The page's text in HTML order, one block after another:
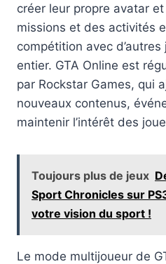
créer leur propre avatar
missions et des activités
compétition avec
entier. GTA Online est
par Rockstar Games, qui
nouveaux contenus,
maintenir l’intérêt des
Toujours plus de jeux
Sport Chronicles sur
votre vision du sport !
Le mode multijoueur de